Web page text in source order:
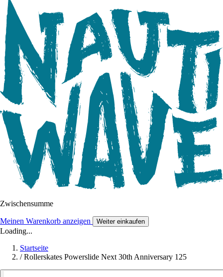
Zwischensumme
Meinen Warenkorb anzeigen Weiter einkaufen
Loading...
Startseite
/ Rollerskates Powerslide Next 30th Anniversary 125